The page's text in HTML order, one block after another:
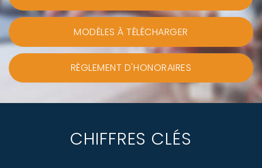
MODÈLES À TÉLÉCHARGER
RÈGLEMENT D'HONORAIRES
CHIFFRES CLÉS